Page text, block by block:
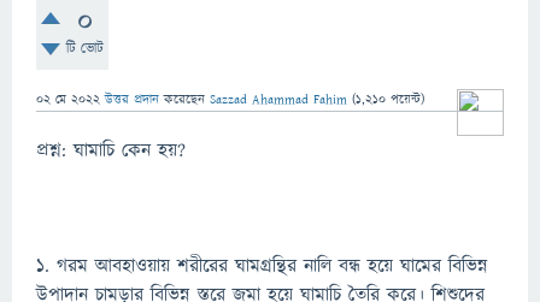
0
টি ভোট
02 মে 2022 উত্তর প্রদান করেছেন Sazzad Ahammad Fahim (1,210 পয়েন্ট)
প্রশ্ন: ঘামাচি কেন হয়?
১. গরম আবহাওয়ায় শরীরের ঘামগ্রন্থির নালি বন্ধ হয়ে ঘামের বিভিন্ন
উপাদান চামড়ার বিভিন্ন স্তরে জমা হয়ে ঘামাচি তৈরি করে। শিশুদের